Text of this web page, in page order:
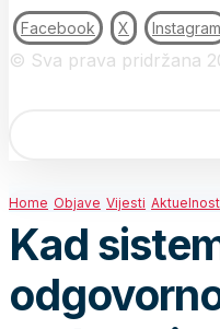
Facebook X Instagram
© Sva prava pridržana
Home Objave Vijesti
Kad